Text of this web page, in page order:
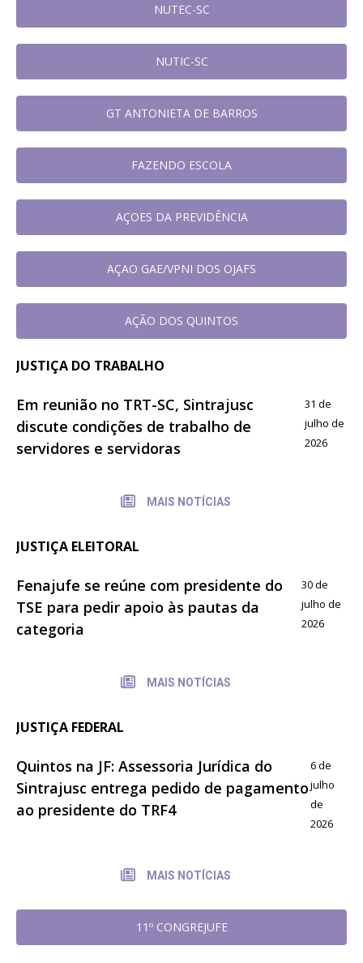
NUTEC-SC
NUTIC-SC
GT ANTONIETA DE BARROS
FAZENDO ESCOLA
AÇOES DA PREVIDÊNCIA
AÇAO GAE/VPNI DOS OJAFS
AÇÃO DOS QUINTOS
JUSTIÇA DO TRABALHO
Em reunião no TRT-SC, Sintrajusc
discute condições de trabalho de
servidores e servidoras
31 de
julho de
2026
MAIS NOTÍCIAS
JUSTIÇA ELEITORAL
Fenajufe se reúne com presidente do
TSE para pedir apoio às pautas da
categoria
30 de
julho de
2026
MAIS NOTÍCIAS
JUSTIÇA FEDERAL
Quintos na JF: Assessoria Jurídica do
Sintrajusc entrega pedido de pagamento
ao presidente do TRF4
6 de
julho
de
2026
MAIS NOTÍCIAS
11º CONGREJUFE